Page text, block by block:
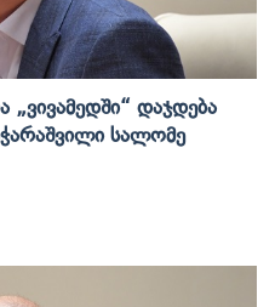
„ვივამედში“ Დაჯდება
Სალომე